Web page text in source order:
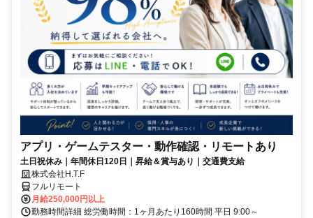
アプリ・ゲームテスター・動作確認・リモートあり
土日祝休み｜年間休日120日｜昇給＆賞与あり｜交通費支給
株式会社H.T.F
フルリモート
月給250,000円以上
勤務時間詳細 総労働時間：1ヶ月あたり160時間 平日 9:00～